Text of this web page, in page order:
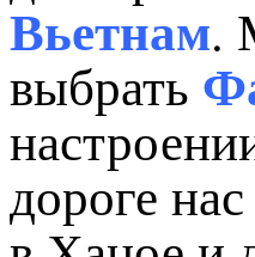
Вьетнам.
выбрать
дороге